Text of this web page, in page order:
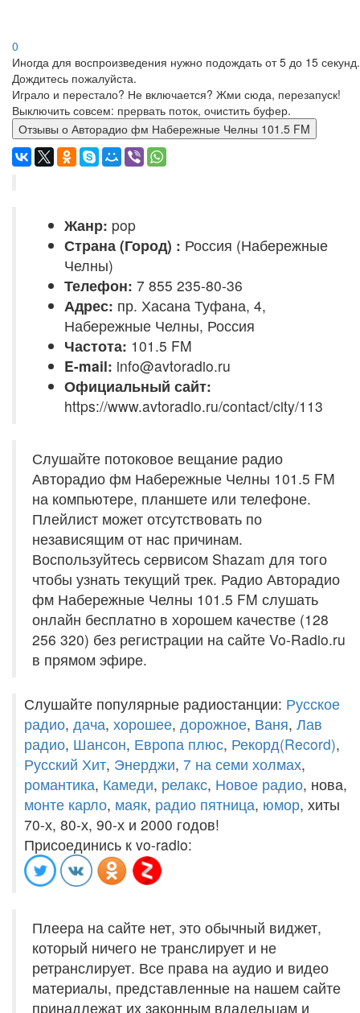
0
Иногда для воспроизведения нужно подождать от 5 до 15 секунд.
Дождитесь пожалуйста.
Играло и перестало? Не включается? Жми сюда, перезапуск!
Выключить совсем: прервать поток, очистить буфер.
Отзывы о Авторадио фм Набережные Челны 101.5 FM
Жанр: pop
Страна (Город) : Россия (Набережные
Челны)
Телефон: 7 855 235-80-36
Адрес: пр. Хасана Туфана, 4,
Набережные Челны, Россия
Частота: 101.5 FM
E-mail: info@avtoradio.ru
Официальный сайт:
https://www.avtoradio.ru/contact/city/113
Слушайте потоковое вещание радио
Авторадио фм Набережные Челны 101.5 FM
на компьютере, планшете или телефоне.
Плейлист может отсутствовать по
независящим от нас причинам.
Воспользуйтесь сервисом Shazam для того
чтобы узнать текущий трек. Радио Авторадио
фм Набережные Челны 101.5 FM слушать
онлайн бесплатно в хорошем качестве (128
256 320) без регистрации на сайте Vo-Radio.ru
в прямом эфире.
Слушайте популярные радиостанции: Русское
радио, дача, хорошее, дорожное, Ваня, Лав
радио, Шансон, Европа плюс, Рекорд(Record),
Русский Хит, Энерджи, 7 на семи холмах,
романтика, Камеди, релакс, Новое радио, нова,
монте карло, маяк, радио пятница, юмор, хиты
70-х, 80-х, 90-х и 2000 годов!
Присоединись к vo-radio:
Плеера на сайте нет, это обычный виджет,
который ничего не транслирует и не
ретранслирует. Все права на аудио и видео
материалы, представленные на нашем сайте
принадлежат их законным владельцам и